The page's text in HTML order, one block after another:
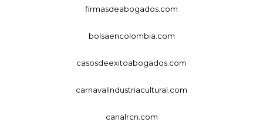
firmasdeabogados.com
bolsaencolombia.com
casosdeexitoabogados.com
carnavalindustriacultural.com
canalrcn.com